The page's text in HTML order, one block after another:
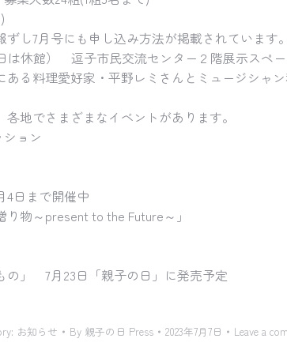
し7月号にも申し込み方法が掲載されています。
休館） 逗子市民交流センター２階展示スペー
る料理愛好家・平野レミさんとミュージシャ
地でさまざまなイベントがあります。
ョン
日まで開催中
～present to the Future～」
」 7月23日「親子の日」に発売予定
お知らせ By 親子の日 Press 2023年7月7日 Leave a